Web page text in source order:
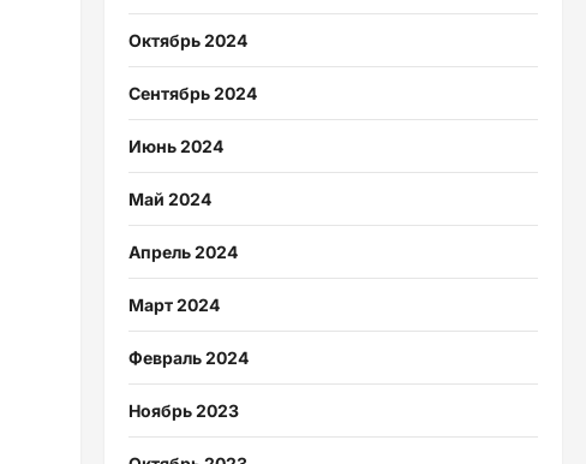
Октябрь 2024
Сентябрь 2024
Июнь 2024
Май 2024
Апрель 2024
Март 2024
Февраль 2024
Ноябрь 2023